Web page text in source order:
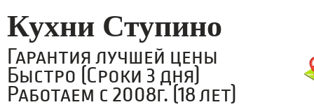
Кухни Ступино
Гарантия лучшей цены
Быстро (Сроки 3 дня)
Работаем с 2008г. (18 лет)